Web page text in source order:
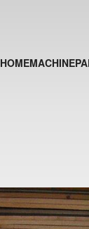
HOME